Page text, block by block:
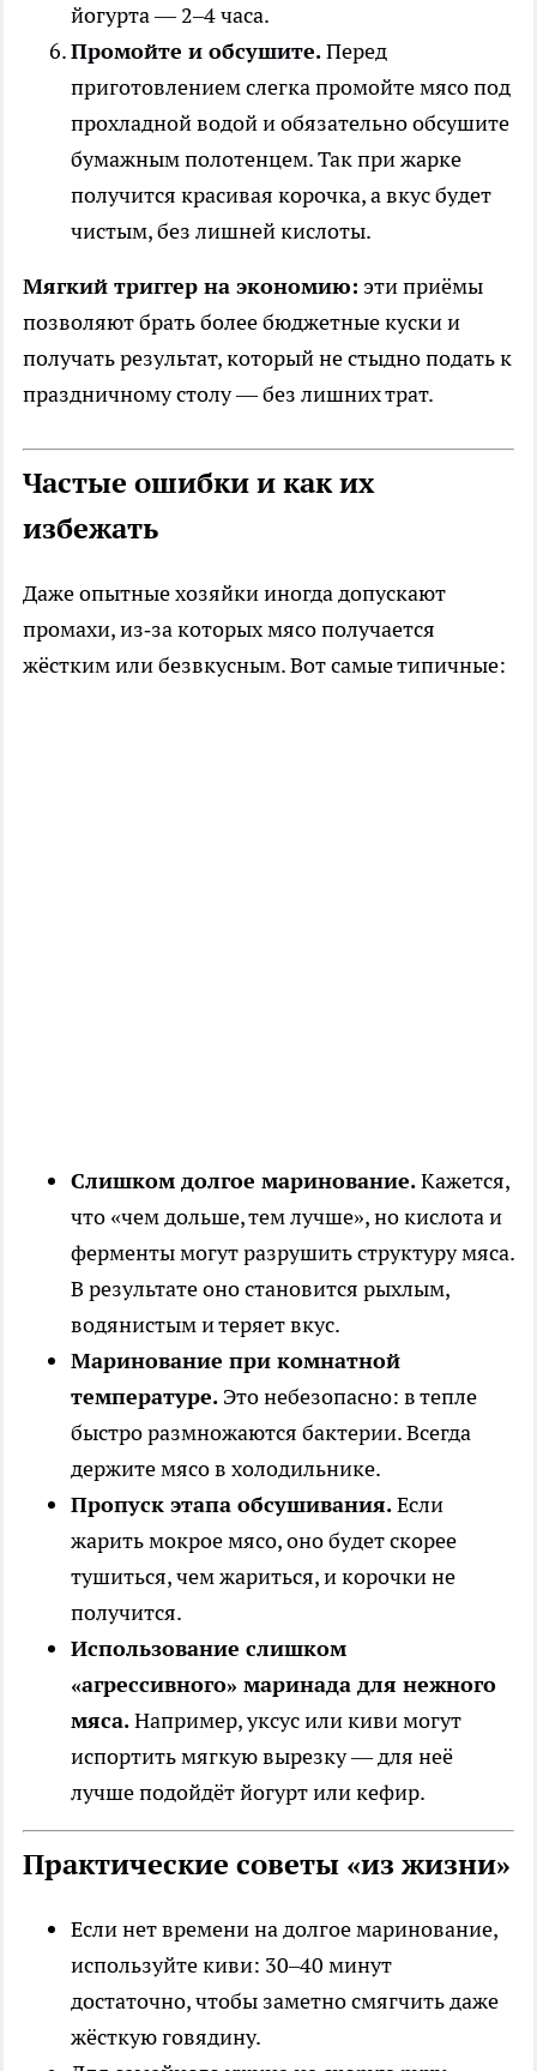
йогурта — 2–4 часа.
Промойте и обсушите.Перед
приготовлением слегка промойте мясо под
прохладной водой и обязательно обсушите
бумажным полотенцем. Так при жарке
получится красивая корочка, а вкус будет
чистым, без лишней кислоты.
Мягкий триггер на экономию: эти приёмы
позволяют брать более бюджетные куски и
получать результат, который не стыдно подать к
праздничному столу — без лишних трат.
Частые ошибки и как их
избежать
Даже опытные хозяйки иногда допускают
промахи, из‑за которых мясо получается
жёстким или безвкусным. Вот самые типичные:
Слишком долгое маринование.Кажется,
что «чем дольше, тем лучше», но кислота и
ферменты могут разрушить структуру мяса.
В результате оно становится рыхлым,
водянистым и теряет вкус.
Маринование при комнатной
температуре. Это небезопасно: в тепле
быстро размножаются бактерии. Всегда
держите мясо в холодильнике.
Пропуск этапа обсушивания.Если
жарить мокрое мясо, оно будет скорее
тушиться, чем жариться, и корочки не
получится.
Использование слишком
«агрессивного» маринада для нежного
мяса.Например, уксус или киви могут
испортить мягкую вырезку — для неё
лучше подойдёт йогурт или кефир.
Практические советы «из жизни»
Если нет времени на долгое маринование,
используйте киви: 30–40 минут
достаточно, чтобы заметно смягчить даже
жёсткую говядину.